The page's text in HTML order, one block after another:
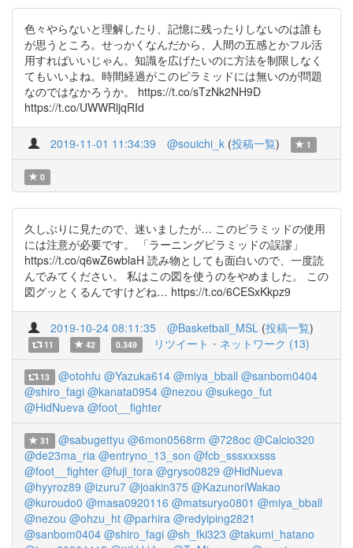
色々やらないと理解したり、記憶に残ったりしないのは誰も
が思うところ。せっかくなんだから、人間の五感とかフル活
用すればいいじゃん。知識を広げたいのに方法を制限しなく
てもいいよね。時間経過がこのピラミッドには無いのが問題
なのではなかろうか。 https://t.co/sTzNk2NH9D
https://t.co/UWWRljqRId
2019-11-01 11:34:39 @souichi_k (投稿一覧) 1
0
久しぶりに見たので、迷いましたが… このピラミッドの使用
には注意が必要です。 「ラーニングピラミッドの誤謬」
https://t.co/q6wZ6wblaH 読み物としても面白いので、一度読
んでみてください。 私はこの図を使うのをやめました。 この
図グッとくるんですけどね… https://t.co/6CESxKkpz9
2019-10-24 08:11:35 @Basketball_MSL (投稿一覧)
11 42 0.349 リツイート・ネットワーク (13)
13 @otohfu @Yazuka614 @miya_bball @sanbom0404
@shiro_fagi @kanata0954 @nezou @sukego_fut
@HidNueva @foot__fighter
31 @sabugettyu @6mon0568rm @728oc @Calcio320
@de23ma_ria @entryno_13_son @fcb_sssxxxsss
@foot__fighter @fuji_tora @gryso0829 @HidNueva
@hyyroz89 @izuru7 @joakin375 @KazunoriWakao
@kuroudo0 @masa0920116 @matsuryo0801 @miya_bball
@nezou @ohzu_ht @parhira @redyiping2821
@sanbom0404 @shiro_fagi @sh_fki323 @takumi_hatano